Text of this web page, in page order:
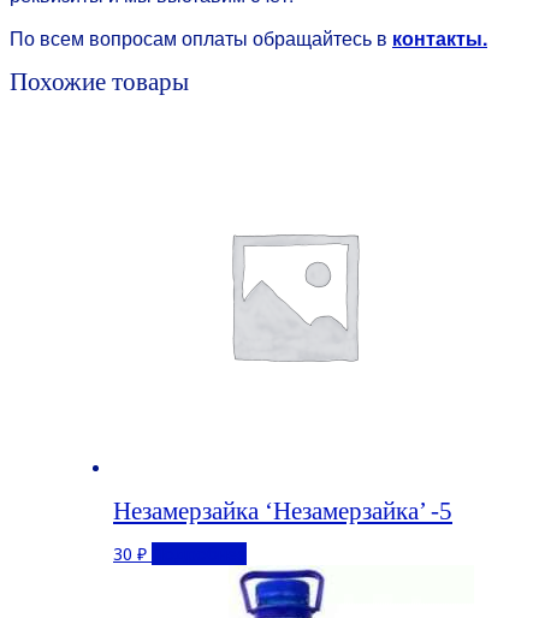
По всем вопросам оплаты обращайтесь в контакты.
Похожие товары
Незамерзайка ‘Незамерзайка’ -5
30 ₽